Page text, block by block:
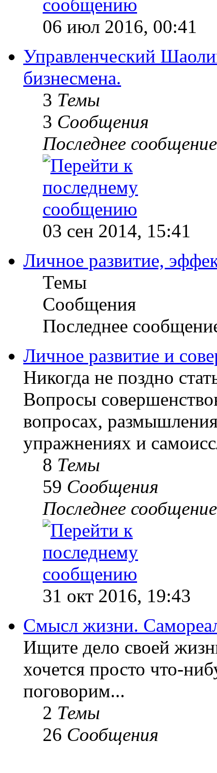
06 июл 2016, 00:41
Управленческий
бизнесмена.
3 Темы
3 Сообщения
Последнее сообщение
03 сен 2014, 15:41
Личное развитие,
Темы
Сообщения
Последнее
Личное развитие и
Никогда не поздно
Вопросы
вопросах,
упражнениях и
8 Темы
59 Сообщения
Последнее сообщение
31 окт 2016, 19:43
Смысл жизни.
Ищите дело своей
хочется просто что-
поговорим...
2 Темы
26 Сообщения